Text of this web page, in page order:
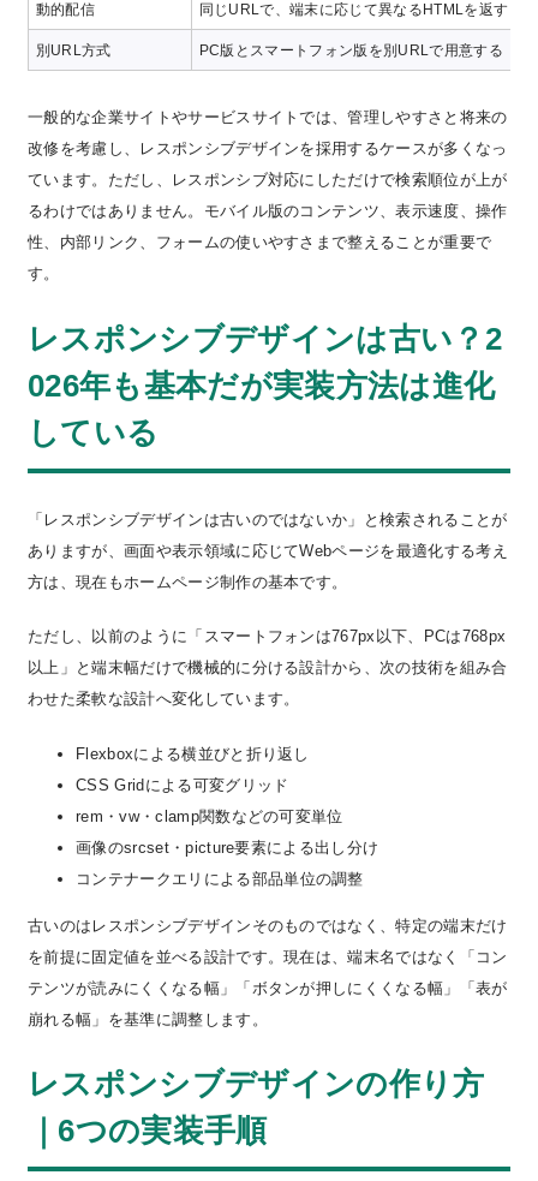
動的配信 同じURLで、端末に応じて異なるHTMLを返す
別URL方式 PC版とスマートフォン版を別URLで用意する
一般的な企業サイトやサービスサイトでは、管理しやすさと将来の
改修を考慮し、レスポンシブデザインを採用するケースが多くなっ
ています。ただし、レスポンシブ対応にしただけで検索順位が上が
るわけではありません。モバイル版のコンテンツ、表示速度、操作
性、内部リンク、フォームの使いやすさまで整えることが重要で
す。
レスポンシブデザインは古い？2
026年も基本だが実装方法は進化
している
「レスポンシブデザインは古いのではないか」と検索されることが
ありますが、画面や表示領域に応じてWebページを最適化する考え
方は、現在もホームページ制作の基本です。
ただし、以前のように「スマートフォンは767px以下、PCは768px
以上」と端末幅だけで機械的に分ける設計から、次の技術を組み合
わせた柔軟な設計へ変化しています。
Flexboxによる横並びと折り返し
CSS Gridによる可変グリッド
rem・vw・clamp関数などの可変単位
画像のsrcset・picture要素による出し分け
コンテナークエリによる部品単位の調整
古いのはレスポンシブデザインそのものではなく、特定の端末だけ
を前提に固定値を並べる設計です。現在は、端末名ではなく「コン
テンツが読みにくくなる幅」「ボタンが押しにくくなる幅」「表が
崩れる幅」を基準に調整します。
レスポンシブデザインの作り方
｜6つの実装手順